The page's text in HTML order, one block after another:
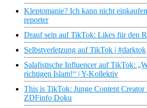
Kleptomanie? Ich kann nicht
reporter
Drauf sein auf TikTok: Likes für den
Selbstverletzung auf TikTok | #darktok
Salafistische Influencer auf TikTok:
richtigen Islam!“ | Y-Kollektiv
This is TikTok: Junge Content
ZDFinfo Doku